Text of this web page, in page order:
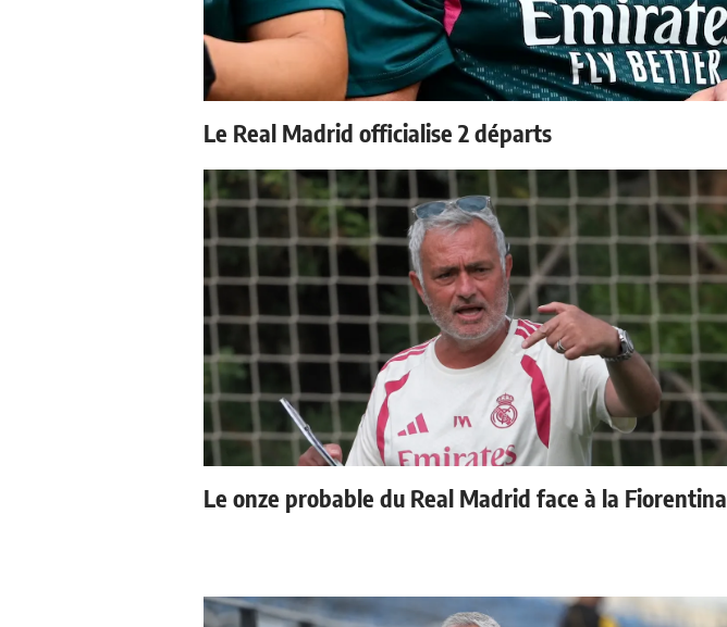
Le Real Madrid officialise 2 départs
Le onze probable du Real Madrid face à la Fiorentina